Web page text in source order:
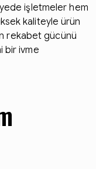
işletmeler hem
kaliteyle ürün
rekabet gücünü
bir ivme